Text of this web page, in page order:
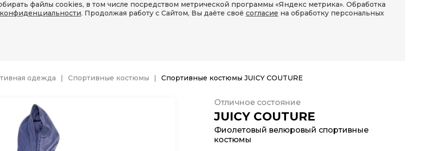
файлы cookies, в том числе посредством метрической программы «Яндекс метрика». Обработка
. Продолжая работу с Сайтом, Вы даёте своё согласие на обработку персональных
одежда Спортивные костюмы Спортивные костюмы JUICY COUTURE
JUICY COUTURE
Фиолетовый велюровый спортивные
костюмы
Отличное состояние